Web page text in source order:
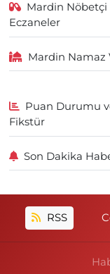
Mardin Nöbetçi
Eczaneler
Mardin Namaz
Puan Durumu
Fikstür
Son Dakika
RSS